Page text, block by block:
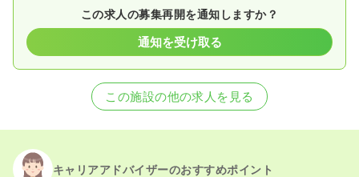
この求人の募集再開を通知しますか？
通知を受け取る
この施設の他の求人を見る
キャリアアドバイザーのおすすめポイント